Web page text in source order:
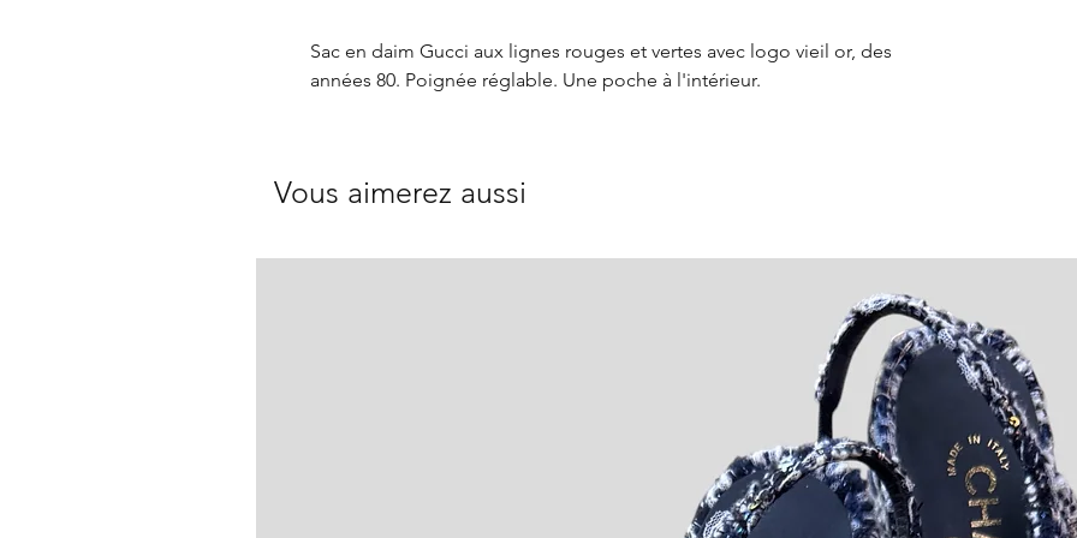
Sac en daim Gucci aux lignes rouges et vertes avec logo vieil or, des
années 80. Poignée réglable. Une poche à l'intérieur.
Vous aimerez aussi